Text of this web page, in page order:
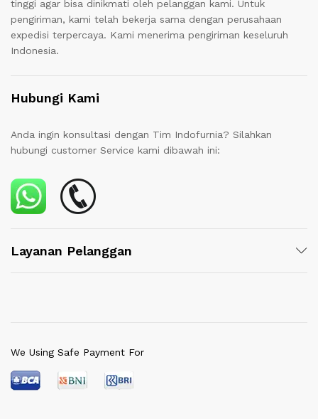
tinggi agar bisa dinikmati oleh pelanggan kami. Untuk
pengiriman, kami telah bekerja sama dengan perusahaan
expedisi terpercaya. Kami menerima pengiriman keseluruh
Indonesia.
Hubungi Kami
Anda ingin konsultasi dengan Tim Indofurnia? Silahkan
hubungi customer Service kami dibawah ini:
Layanan Pelanggan
We Using Safe Payment For